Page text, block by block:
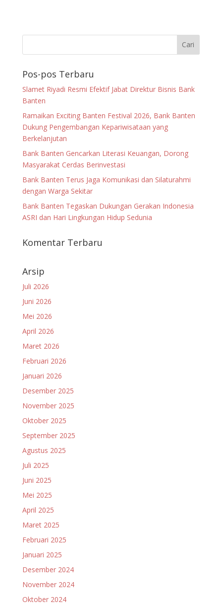
Pos-pos Terbaru
Slamet Riyadi Resmi Efektif Jabat Direktur Bisnis Bank
Banten
Ramaikan Exciting Banten Festival 2026, Bank Banten
Dukung Pengembangan Kepariwisataan yang
Berkelanjutan
Bank Banten Gencarkan Literasi Keuangan, Dorong
Masyarakat Cerdas Berinvestasi
Bank Banten Terus Jaga Komunikasi dan Silaturahmi
dengan Warga Sekitar
Bank Banten Tegaskan Dukungan Gerakan Indonesia
ASRI dan Hari Lingkungan Hidup Sedunia
Komentar Terbaru
Arsip
Juli 2026
Juni 2026
Mei 2026
April 2026
Maret 2026
Februari 2026
Januari 2026
Desember 2025
November 2025
Oktober 2025
September 2025
Agustus 2025
Juli 2025
Juni 2025
Mei 2025
April 2025
Maret 2025
Februari 2025
Januari 2025
Desember 2024
November 2024
Oktober 2024